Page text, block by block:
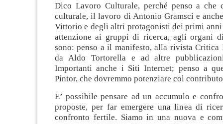
Dico Lavoro Culturale, perché penso a che
culturale, il lavoro di Antonio Gramsci e
Vittorio e degli altri protagonisti dei primi
attenzione ai gruppi di ricerca, agli organi
sono: penso a il manifesto, alla rivista Critica
da Aldo Tortorella e ad altre
Importanti anche i Siti Internet; penso a
Pintor, che dovremmo potenziare col
E’ possibile pensare ad un accumulo e
proposte, per far emergere una linea di
confronto fertile. Siamo in una nuova e